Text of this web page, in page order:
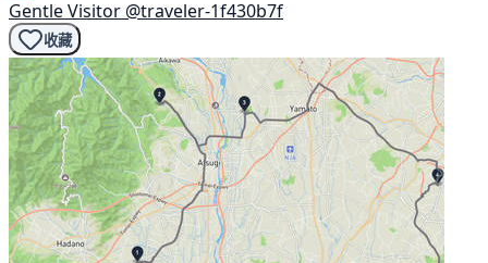
Gentle Visitor @traveler-1f430b7f
收藏